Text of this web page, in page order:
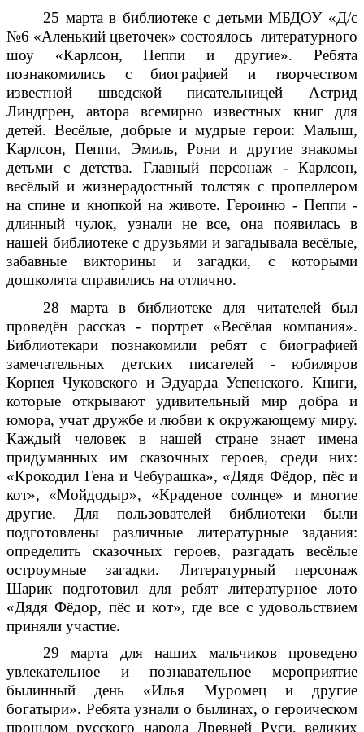
25 марта в библиотеке с детьми МБДОУ «Д/с
№6 «Аленький цветочек» состоялось литературного
шоу «Карлсон, Пеппи и другие». Ребята
познакомились с биографией и творчеством
известной шведской писательницей Астрид
Линдгрен, автора всемирно известных книг для
детей. Весёлые, добрые и мудрые герои: Малыш,
Карлсон, Пеппи, Эмиль, Рони и другие знакомы
детьми с детства. Главный персонаж - Карлсон,
весёлый и жизнерадостный толстяк с пропеллером
на спине и кнопкой на животе. Героиню - Пеппи -
длинный чулок, узнали не все, она появилась в
нашей библиотеке с друзьями и загадывала весёлые,
забавные викторины и загадки, с которыми
дошколята справились на отлично.
28 марта в библиотеке для читателей был
проведён рассказ - портрет «Весёлая компания».
Библиотекари познакомили ребят с биографией
замечательных детских писателей - юбиляров
Корнея Чуковского и Эдуарда Успенского. Книги,
которые открывают удивительный мир добра и
юмора, учат дружбе и любви к окружающему миру.
Каждый человек в нашей стране знает имена
придуманных им сказочных героев, среди них:
«Крокодил Гена и Чебурашка», «Дядя Фёдор, пёс и
кот», «Мойдодыр», «Краденое солнце» и многие
другие. Для пользователей библиотеки были
подготовлены различные литературные задания:
определить сказочных героев, разгадать весёлые
остроумные загадки. Литературный персонаж
Шарик подготовил для ребят литературное лото
«Дядя Фёдор, пёс и кот», где все с удовольствием
приняли участие.
29 марта для наших мальчиков проведено
увлекательное и познавательное мероприятие
былинный день «Илья Муромец и другие
богатыри». Ребята узнали о былинах, о героическом
прошлом русского народа Древней Руси, великих